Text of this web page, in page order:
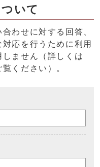
いて
わせに対する回答、
応を行うために利用
ません（詳しくは
覧ください）。